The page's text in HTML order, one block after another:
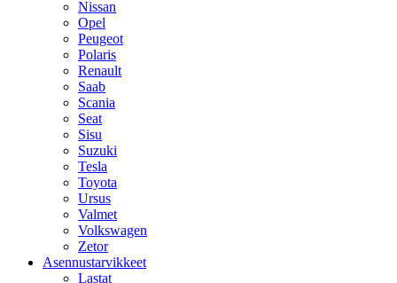
Nissan
Opel
Peugeot
Polaris
Renault
Saab
Scania
Seat
Sisu
Suzuki
Tesla
Toyota
Ursus
Valmet
Volkswagen
Zetor
Asennustarvikkeet
Lastat